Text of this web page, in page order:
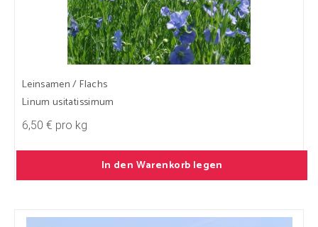
Leinsamen / Flachs
Linum usitatissimum
6,50 € pro kg
In den Warenkorb legen